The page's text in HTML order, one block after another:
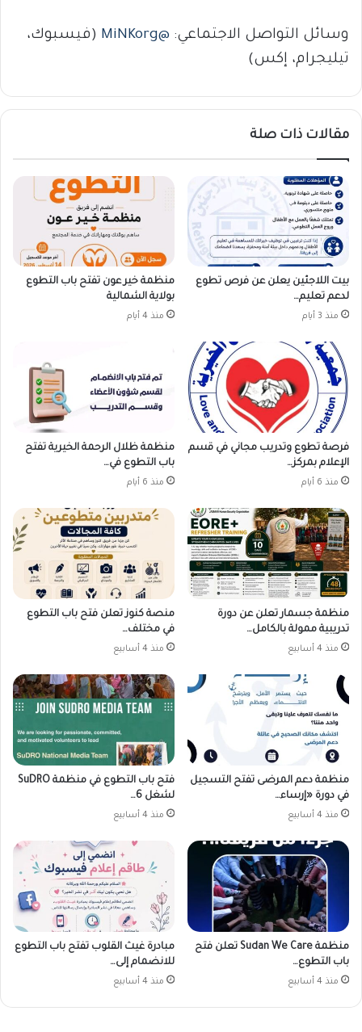
وسائل التواصل الاجتماعي: @MiNKorg
(فيسبوك،
تيليجرام، إكس)
مقالات ذات صلة
بيت اللاجئين يعلن عن فرص تطوع
لدعم تعليم…
منذ 3 أيام
منظمة خير عون تفتح باب التطوع
بولاية الشمالية
منذ 4 أيام
فرصة تطوع وتدريب مجاني في قسم
الإعلام بمركز…
منذ 6 أيام
منظمة ظلال الرحمة الخيرية تفتح
باب التطوع في…
منذ 6 أيام
منظمة جسمار تعلن عن دورة
تدريبية ممولة بالكامل…
منذ 4 أسابيع
منصة كنوز تعلن فتح باب التطوع
في مختلف…
منذ 4 أسابيع
منظمة دعم المرضى تفتح التسجيل
في دورة «إرساء…
منذ 4 أسابيع
فتح باب التطوع في منظمة SuDRO
لشغل 6…
منذ 4 أسابيع
منظمة Sudan We Care تعلن فتح
باب التطوع…
منذ 4 أسابيع
مبادرة غيث القلوب تفتح باب التطوع
للانضمام إلى…
منذ 4 أسابيع